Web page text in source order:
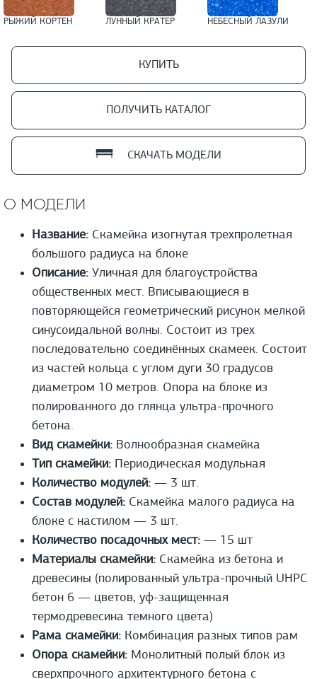
РЫЖИЙ КОРТЕН ЛУННЫЙ КРАТЕР НЕБЕСНЫЙ ЛАЗУЛИ
КУПИТЬ
ПОЛУЧИТЬ КАТАЛОГ
СКАЧАТЬ МОДЕЛИ
О МОДЕЛИ
Название: Скамейка изогнутая трехпролетная
большого радиуса на блоке
Описание: Уличная для благоустройства
общественных мест. Вписывающиеся в
повторяющейся геометрический рисунок мелкой
синусоидальной волны. Состоит из трех
последовательно соединённых скамеек. Состоит
из частей кольца с углом дуги 30 градусов
диаметром 10 метров. Опора на блоке из
полированного до глянца ультра-прочного
бетона.
Вид скамейки: Волнообразная скамейка
Тип скамейки: Периодическая модульная
Количество модулей: — 3 шт.
Состав модулей: Скамейка малого радиуса на
блоке с настилом — 3 шт.
Количество посадочных мест: — 15 шт
Материалы скамейки: Скамейка из бетона и
древесины (полированный ультра-прочный UHPС
бетон 6 — цветов, уф-защищенная
термодревесина темного цвета)
Рама скамейки: Комбинация разных типов рам
Опора скамейки: Монолитный полый блок из
сверхпрочного архитектурного бетона с